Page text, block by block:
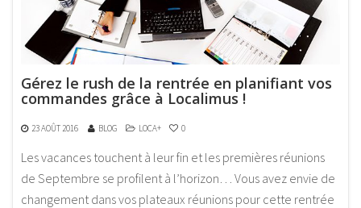
Gérez le rush de la rentrée en planifiant vos
commandes grâce à Localimus !
23 AOÛT 2016 BLOG LOCA+ 0
Les vacances touchent à leur fin et les premières réunions
de Septembre se profilent à l’horizon… Vous avez envie de
changement dans vos plateaux réunions pour cette rentrée